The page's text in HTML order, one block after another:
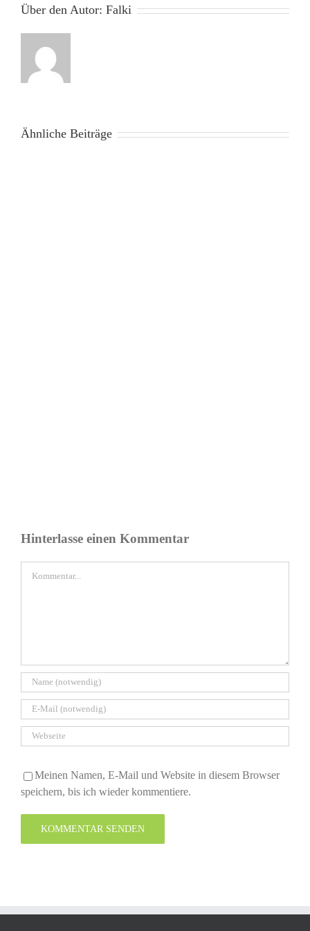
Über den Autor: Falki
Ähnliche Beiträge
Hinterlasse einen Kommentar
Meinen Namen, E-Mail und Website in diesem Browser
speichern, bis ich wieder kommentiere.